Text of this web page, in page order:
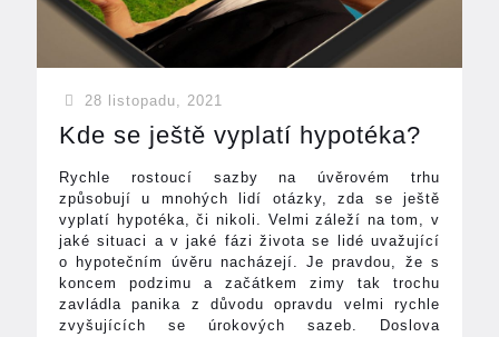
28 listopadu, 2021
Kde se ještě vyplatí hypotéka?
Rychle rostoucí sazby na úvěrovém trhu
způsobují u mnohých lidí otázky, zda se ještě
vyplatí hypotéka, či nikoli. Velmi záleží na tom, v
jaké situaci a v jaké fázi života se lidé uvažující
o hypotečním úvěru nacházejí. Je pravdou, že s
koncem podzimu a začátkem zimy tak trochu
zavládla panika z důvodu opravdu velmi rychle
zvyšujících se úrokových sazeb. Doslova